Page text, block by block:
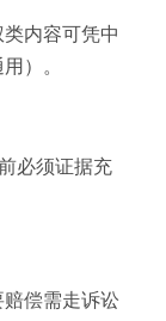
内容可凭中
）。
必须证据充
偿需走诉讼